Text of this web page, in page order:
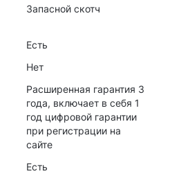
Запасной скотч
Есть
Нет
Расширенная гарантия 3
года, включает в себя 1
год цифровой гарантии
при регистрации на
сайте
Есть